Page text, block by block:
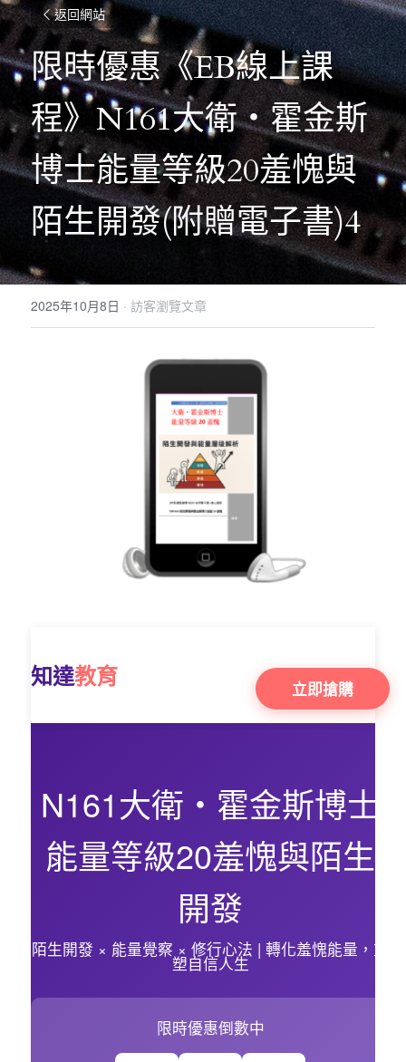
返回網站
限時優惠《EB線上課
程》N161大衛・霍金斯
博士能量等級20羞愧與
陌生開發(附贈電子書)4
2025年10月8日 · 訪客瀏覽文章
知達教育 立即搶購
N161大衛・霍金斯博士
能量等級20羞愧與陌生
開發
陌生開發 × 能量覺察 × 修行心法 | 轉化羞愧能量，重
塑自信人生
限時優惠倒數中